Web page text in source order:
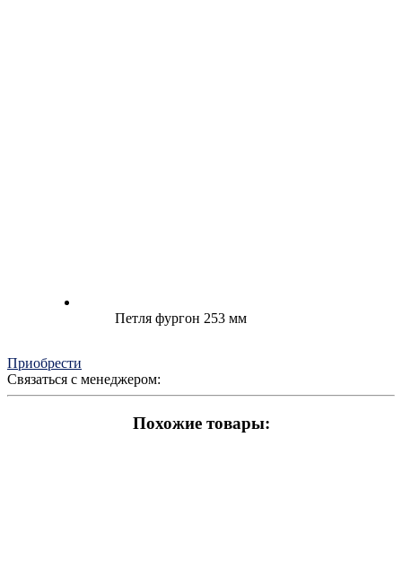
Петля фургон 253 мм
Приобрести
Связаться с менеджером:
Похожие товары: